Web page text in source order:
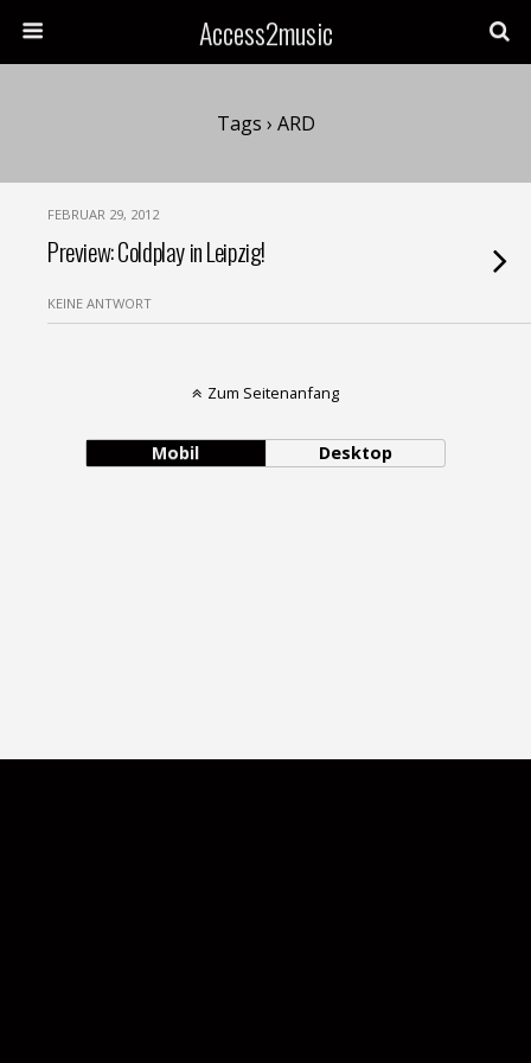
Access2music
Tags › ARD
FEBRUAR 29, 2012
Preview: Coldplay in Leipzig!
KEINE ANTWORT
Zum Seitenanfang
Mobil Desktop